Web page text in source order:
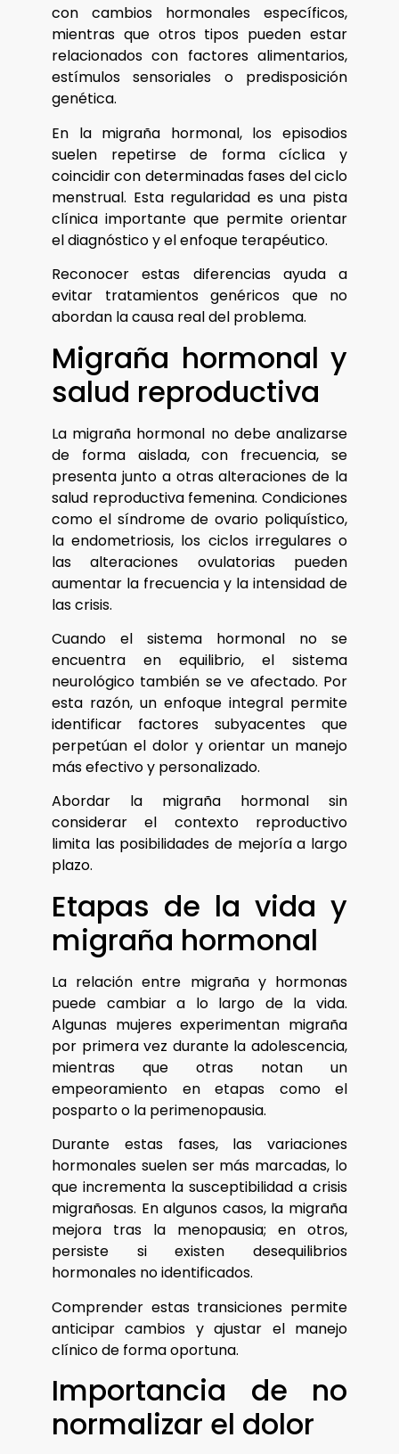
con cambios hormonales específicos,
mientras que otros tipos pueden estar
relacionados con factores alimentarios,
estímulos sensoriales o predisposición
genética.
En la migraña hormonal, los episodios
suelen repetirse de forma cíclica y
coincidir con determinadas fases del ciclo
menstrual. Esta regularidad es una pista
clínica importante que permite orientar
el diagnóstico y el enfoque terapéutico.
Reconocer estas diferencias ayuda a
evitar tratamientos genéricos que no
abordan la causa real del problema.
Migraña hormonal y
salud reproductiva
La migraña hormonal no debe analizarse
de forma aislada, con frecuencia, se
presenta junto a otras alteraciones de la
salud reproductiva femenina. Condiciones
como el síndrome de ovario poliquístico,
la endometriosis, los ciclos irregulares o
las alteraciones ovulatorias pueden
aumentar la frecuencia y la intensidad de
las crisis.
Cuando el sistema hormonal no se
encuentra en equilibrio, el sistema
neurológico también se ve afectado. Por
esta razón, un enfoque integral permite
identificar factores subyacentes que
perpetúan el dolor y orientar un manejo
más efectivo y personalizado.
Abordar la migraña hormonal sin
considerar el contexto reproductivo
limita las posibilidades de mejoría a largo
plazo.
Etapas de la vida y
migraña hormonal
La relación entre migraña y hormonas
puede cambiar a lo largo de la vida.
Algunas mujeres experimentan migraña
por primera vez durante la adolescencia,
mientras que otras notan un
empeoramiento en etapas como el
posparto o la perimenopausia.
Durante estas fases, las variaciones
hormonales suelen ser más marcadas, lo
que incrementa la susceptibilidad a crisis
migrañosas. En algunos casos, la migraña
mejora tras la menopausia; en otros,
persiste si existen desequilibrios
hormonales no identificados.
Comprender estas transiciones permite
anticipar cambios y ajustar el manejo
clínico de forma oportuna.
Importancia de no
normalizar el dolor